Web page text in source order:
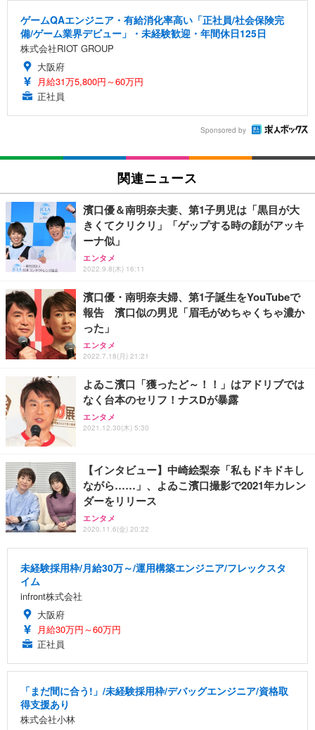
ゲームQAエンジニア・有給消化率高い「正社員/社会保険完
備/ゲーム業界デビュー」・未経験歓迎・年間休日125日
株式会社RIOT GROUP
大阪府
月給31万5,800円～60万円
正社員
Sponsored by
関連ニュース
濱口優＆南明奈夫妻、第1子男児は「黒目が大
きくてクリクリ」「ゲップする時の顔がアッキ
ーナ似」
エンタメ
2022.9.8(木) 16:11
濱口優・南明奈夫婦、第1子誕生をYouTubeで
報告 濱口似の男児「眉毛がめちゃくちゃ濃か
った」
エンタメ
2022.7.18(月) 21:21
よゐこ濱口「獲ったど～！！」はアドリブでは
なく台本のセリフ！ナスDが暴露
エンタメ
2021.12.30(木) 5:30
【インタビュー】中崎絵梨奈「私もドキドキし
ながら……」、よゐこ濱口撮影で2021年カレン
ダーをリリース
エンタメ
2020.11.6(金) 20:22
未経験採用枠/月給30万～/運用構築エンジニア/フレックスタ
イム
infront株式会社
大阪府
月給30万円～60万円
正社員
「まだ間に合う!」/未経験採用枠/デバッグエンジニア/資格取
得支援あり
株式会社小林